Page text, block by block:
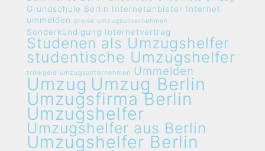
Grundschule Berlin Internetanbieter Internet
ummelden
preise umzugsunternehmen
Sonderkündigung Internetvertrag
Studenen als Umzugshelfer
studentische Umzugshelfer
trinkgeld umzugsunternehmen Ummelden
Umzug Umzug Berlin
Umzugsfirma Berlin
Umzugshelfer
Umzugshelfer aus Berlin
Umzugshelfer Berlin